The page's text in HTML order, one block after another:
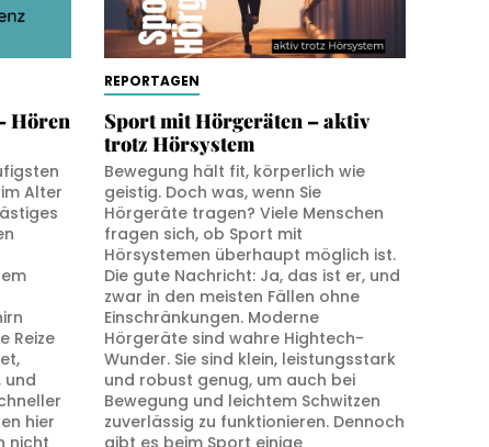
Hören
Alter
Reize
und
hier
REPORTAGEN
Sport mit Hörgeräten – aktiv
trotz Hörsystem
Bewegung hält fit, körperlich wie
geistig. Doch was, wenn Sie
Hörgeräte tragen? Viele Menschen
fragen sich, ob Sport mit
Hörsystemen überhaupt möglich ist.
Die gute Nachricht: Ja, das ist er, und
zwar in den meisten Fällen ohne
Einschränkungen. Moderne
Hörgeräte sind wahre Hightech-
Wunder. Sie sind klein, leistungsstark
und robust genug, um auch bei
Bewegung und leichtem Schwitzen
zuverlässig zu funktionieren. Dennoch